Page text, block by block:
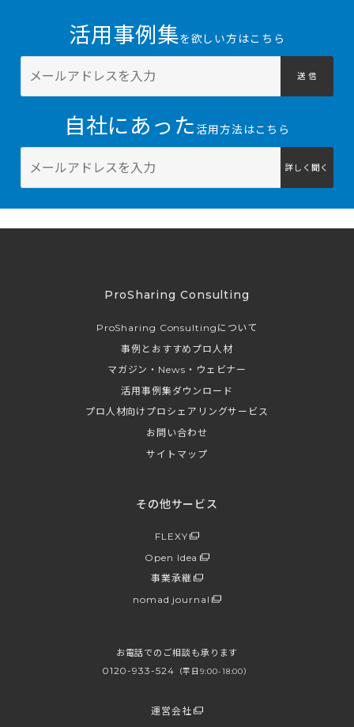
活用事例集を欲しい方はこちら
送 信
自社にあった 活用方法はこちら
詳しく聞く
ProSharing Consulting
ProSharing Consultingについて
事例とおすすめプロ人材
マガジン・News・ウェビナー
活用事例集ダウンロード
プロ人材向けプロシェアリングサービス
お問い合わせ
サイトマップ
その他サービス
FLEXY
Open Idea
事業承継
nomad journal
お電話でのご相談も承ります
0120-933-524 （平日9:00-18:00）
運営会社